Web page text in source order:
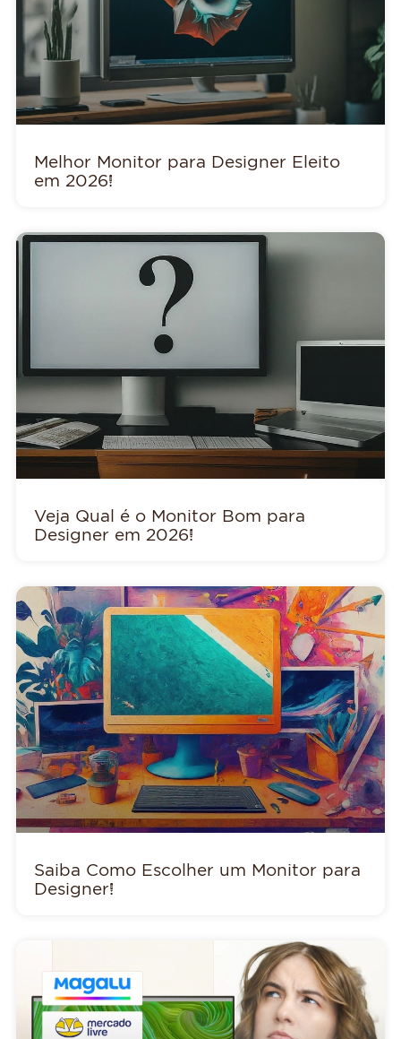
Melhor Monitor para Designer Eleito
em 2026!
Veja Qual é o Monitor Bom para
Designer em 2026!
Saiba Como Escolher um Monitor para
Designer!